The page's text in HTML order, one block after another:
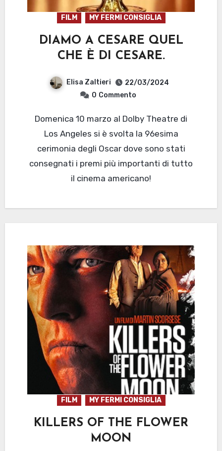
FILM MY FERMI CONSIGLIA
DIAMO A CESARE QUEL
CHE È DI CESARE.
Elisa Zaltieri
22/03/2024
0 Commento
Domenica 10 marzo al Dolby Theatre di
Los Angeles si è svolta la 96esima
cerimonia degli Oscar dove sono stati
consegnati i premi più importanti di tutto
il cinema americano!
FILM MY FERMI CONSIGLIA
KILLERS OF THE FLOWER
MOON